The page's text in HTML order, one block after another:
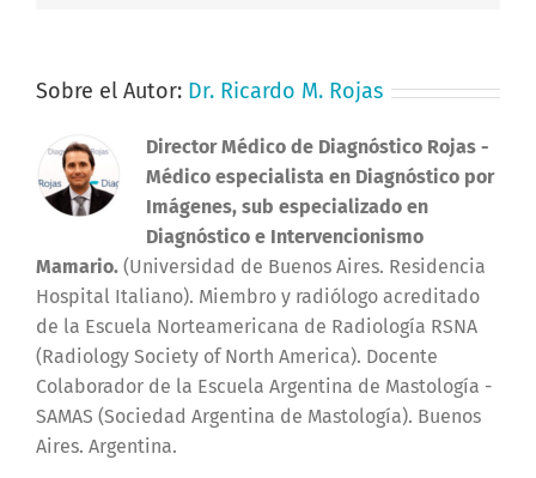
Sobre el Autor: Dr. Ricardo M. Rojas
Director Médico de Diagnóstico Rojas -
Médico especialista en Diagnóstico por
Imágenes, sub especializado en
Diagnóstico e Intervencionismo
Mamario. (Universidad de Buenos Aires. Residencia
Hospital Italiano). Miembro y radiólogo acreditado
de la Escuela Norteamericana de Radiología RSNA
(Radiology Society of North America). Docente
Colaborador de la Escuela Argentina de Mastología -
SAMAS (Sociedad Argentina de Mastología). Buenos
Aires. Argentina.